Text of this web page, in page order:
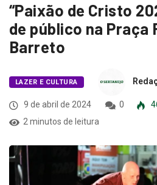
“Paixão de Cristo
de público na Praça
Barreto
LAZER E CULTURA
9 de abril de 2024 0
2 minutos de leitura